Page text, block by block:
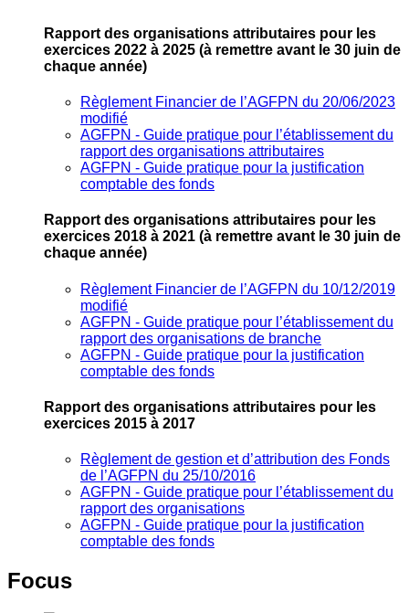
Rapport des organisations attributaires pour les
exercices 2022 à 2025 (à remettre avant le 30 juin de
chaque année)
Règlement Financier de l’AGFPN du 20/06/2023
modifié
AGFPN ‐ Guide pratique pour l’établissement du
rapport des organisations attributaires
AGFPN ‐ Guide pratique pour la justification
comptable des fonds
Rapport des organisations attributaires pour les
exercices 2018 à 2021 (à remettre avant le 30 juin de
chaque année)
Règlement Financier de l’AGFPN du 10/12/2019
modifié
AGFPN ‐ Guide pratique pour l’établissement du
rapport des organisations de branche
AGFPN ‐ Guide pratique pour la justification
comptable des fonds
Rapport des organisations attributaires pour les
exercices 2015 à 2017
Règlement de gestion et d’attribution des Fonds
de l’AGFPN du 25/10/2016
AGFPN ‐ Guide pratique pour l’établissement du
rapport des organisations
AGFPN ‐ Guide pratique pour la justification
comptable des fonds
Focus